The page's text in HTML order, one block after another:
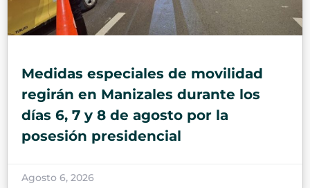
Medidas especiales de movilidad
regirán en Manizales durante los
días 6, 7 y 8 de agosto por la
posesión presidencial
Agosto 6, 2026